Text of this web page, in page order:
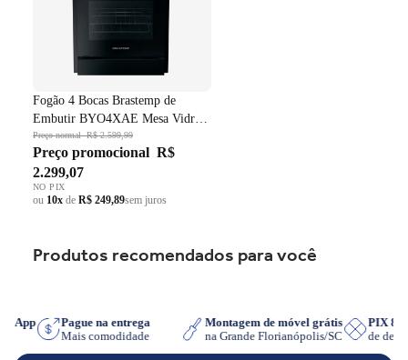
Fogão 4 Bocas Brastemp de
Embutir BYO4XAE Mesa Vidro
Grade em Ferro Fundido Dupla
Chama Preto Bivolt
Preço normalR$ 2.599,99
Preço promocional R$
2.299,07
NO PIX
ou 10x de R$ 249,89sem juros
Produtos recomendados para você
Pague na entrega
Mais comodidade
Montagem de móvel grátis
na Grande Florianópolis/SC
PIX
de